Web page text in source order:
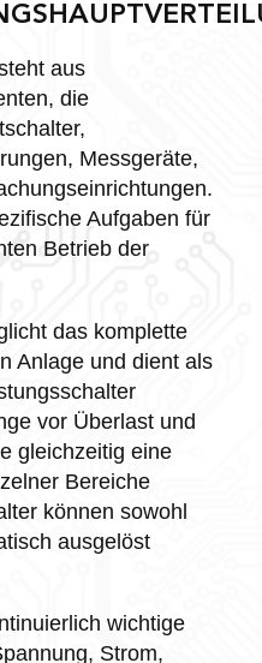
aus
die
Messgeräte,
Aufgaben für
Betrieb der
das komplette
Anlage und dient als
vor Überlast und
gleichzeitig eine
Bereiche
können sowohl
ausgelöst
wichtige
Strom,